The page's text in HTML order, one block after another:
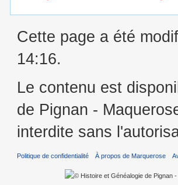
Cette page a été
14:16.
Le contenu est
de Pignan -
interdite sans
Politique de confidentialité À propos de Marquerose